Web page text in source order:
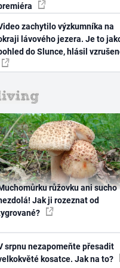
zachytilo výzkumníka na
lávového jezera. Je to
do Slunce, hlásil
růžovku ani sucho
Jak ji rozeznat od
srpnu nezapomeňte přesadit
kosatce. Jak na to?